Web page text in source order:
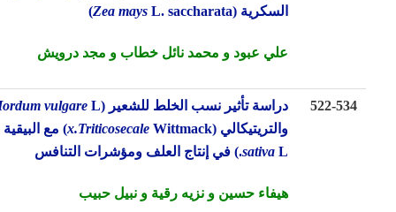
(
Zea maysL. saccharata)
علي عبودو محمد نائل خطاب و مجد درويش
522- دراسة تأثير نسب الخلط للشعير (
Hordum vulgareL.
)
والتريتيكالي (
x.TriticosecaleWittmack) مع البيقية(
Vicia
في إنتاج العلف ومؤشرات التنافس
هيفاء حسين و نزيه رقية و نبيل حبيب